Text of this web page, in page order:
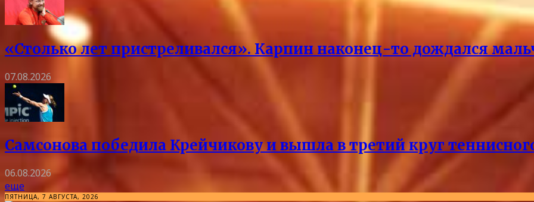
«Столько лет пристреливался». Карпин наконец-то дождался
07.08.2026
Самсонова победила Крейчикову и вышла в третий круг
06.08.2026
еще
ПЯТНИЦА, 7 АВГУСТА, 2026